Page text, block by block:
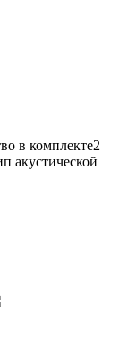
в комплекте2
акустической